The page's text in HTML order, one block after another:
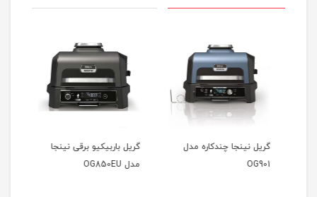
گریل نینجا چندکاره مدل
OG901
گریل باربیکیو برقی نینجا
مدل OG850EU